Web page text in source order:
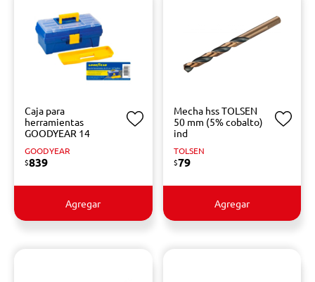
Caja para
herramientas
GOODYEAR 14
GOODYEAR
$839
Agregar
Mecha hss TOLSEN
50 mm (5% cobalto)
ind
TOLSEN
$79
Agregar